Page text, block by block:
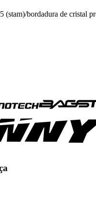
(stam)/bordadura de cristal